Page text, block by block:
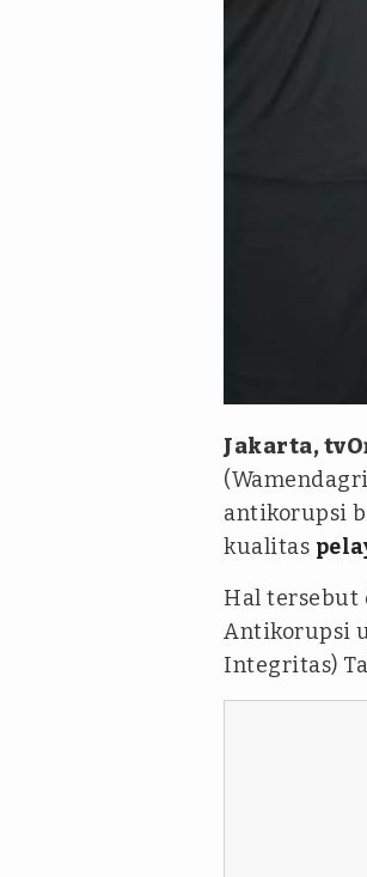
Jakarta,
antikorupsi
kualitas
Hal tersebut
Antikorupsi
Integritas)